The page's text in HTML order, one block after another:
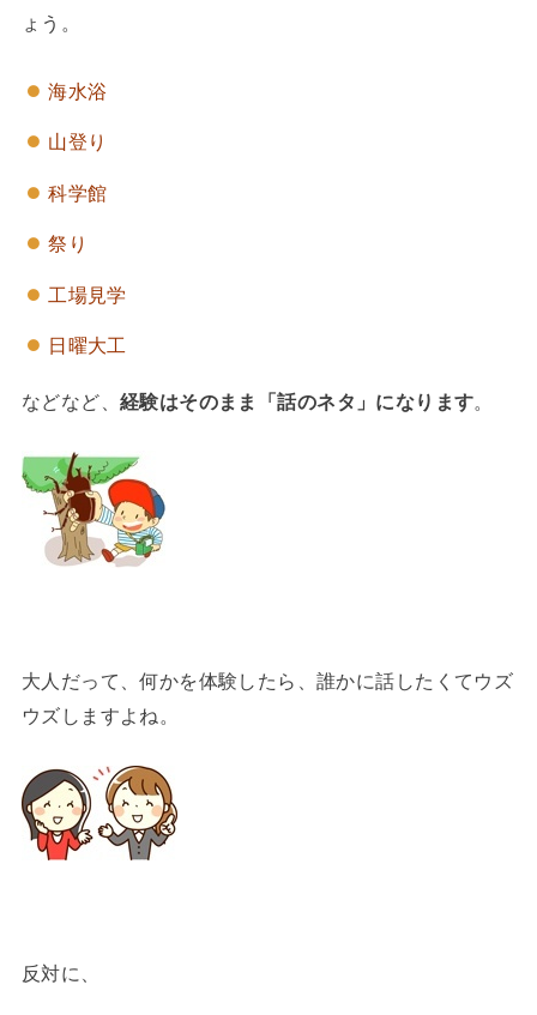
ょう。
海水浴
山登り
科学館
祭り
工場見学
日曜大工
などなど、 経験はそのまま「話のネタ」になります。
大人だって、何かを体験したら、誰かに話したくてウズ
ウズしますよね。
反対に、